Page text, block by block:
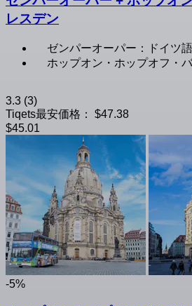
レスデン
ゼンパーオーパー：ドイツ
ホップオン・ホップオフ・
3.3 (3)
Tiqets最安価格：
$47.38
$45.01
-5%